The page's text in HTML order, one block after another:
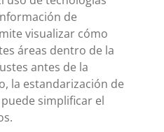
de
visualizar cómo
áreas dentro de la
antes de la
la estandarización de
simplificar el